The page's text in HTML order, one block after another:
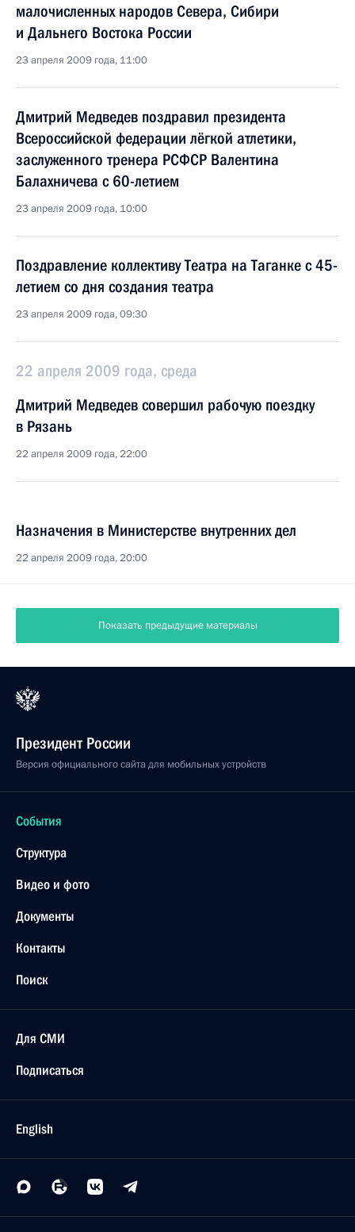
малочисленных народов Севера, Сибири
и Дальнего Востока России
23 апреля 2009 года, 11:00
Дмитрий Медведев поздравил президента
Всероссийской федерации лёгкой атлетики,
заслуженного тренера РСФСР Валентина
Балахничева с 60-летием
23 апреля 2009 года, 10:00
Поздравление коллективу Театра на Таганке с 45-
летием со дня создания театра
23 апреля 2009 года, 09:30
22 апреля 2009 года, среда
Дмитрий Медведев совершил рабочую поездку
в Рязань
22 апреля 2009 года, 22:00
Назначения в Министерстве внутренних дел
22 апреля 2009 года, 20:00
Показать предыдущие материалы
Президент России
Версия официального сайта для мобильных устройств
События
Структура
Видео и фото
Документы
Контакты
Поиск
Для СМИ
Подписаться
English